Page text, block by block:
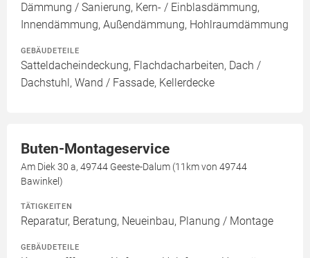
Dämmung / Sanierung, Kern- / Einblasdämmung,
Innendämmung, Außendämmung, Hohlraumdämmung
GEBÄUDETEILE
Satteldacheindeckung, Flachdacharbeiten, Dach /
Dachstuhl, Wand / Fassade, Kellerdecke
Buten-Montageservice
Am Diek 30 a, 49744 Geeste-Dalum (11km von 49744
Bawinkel)
TÄTIGKEITEN
Reparatur, Beratung, Neueinbau, Planung / Montage
GEBÄUDETEILE